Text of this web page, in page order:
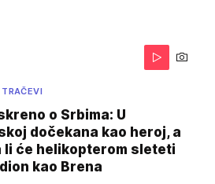
o Srbima: U
dočekana kao heroj, a
li će helikopterom sleteti
kao Brena